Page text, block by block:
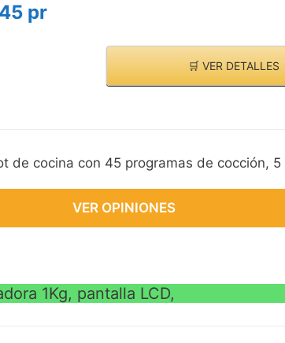
pr
🛒 VER DETALLES
de cocina con 45 programas de cocción,
VER OPINIONES
1Kg, pantalla LCD,